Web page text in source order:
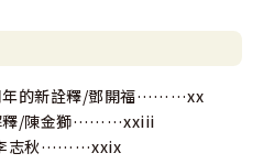
年的新詮釋/鄧開福………xx
釋/陳金獅………xxiii
李志秋………xxix